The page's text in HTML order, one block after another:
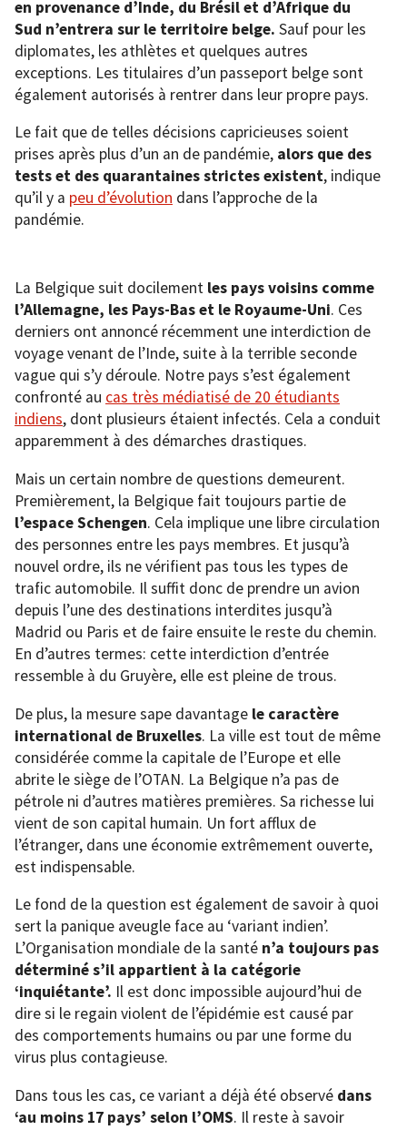
en provenance d’Inde, du Brésil et d’Afrique du
Sud n’entrera sur le territoire belge. Sauf pour les
diplomates, les athlètes et quelques autres
exceptions. Les titulaires d’un passeport belge sont
également autorisés à rentrer dans leur propre pays.
Le fait que de telles décisions capricieuses soient
prises après plus d’un an de pandémie, alors que des
tests et des quarantaines strictes existent, indique
qu’il y a peu d’évolution dans l’approche de la
pandémie.
La Belgique suit docilement les pays voisins comme
l’Allemagne, les Pays-Bas et le Royaume-Uni. Ces
derniers ont annoncé récemment une interdiction de
voyage venant de l’Inde, suite à la terrible seconde
vague qui s’y déroule. Notre pays s’est également
confronté au cas très médiatisé de 20 étudiants
indiens, dont plusieurs étaient infectés. Cela a conduit
apparemment à des démarches drastiques.
Mais un certain nombre de questions demeurent.
Premièrement, la Belgique fait toujours partie de
l’espace Schengen. Cela implique une libre circulation
des personnes entre les pays membres. Et jusqu’à
nouvel ordre, ils ne vérifient pas tous les types de
trafic automobile. Il suffit donc de prendre un avion
depuis l’une des destinations interdites jusqu’à
Madrid ou Paris et de faire ensuite le reste du chemin.
En d’autres termes: cette interdiction d’entrée
ressemble à du Gruyère, elle est pleine de trous.
De plus, la mesure sape davantage le caractère
international de Bruxelles. La ville est tout de même
considérée comme la capitale de l’Europe et elle
abrite le siège de l’OTAN. La Belgique n’a pas de
pétrole ni d’autres matières premières. Sa richesse lui
vient de son capital humain. Un fort afflux de
l’étranger, dans une économie extrêmement ouverte,
est indispensable.
Le fond de la question est également de savoir à quoi
sert la panique aveugle face au ‘variant indien’.
L’Organisation mondiale de la santé n’a toujours pas
déterminé s’il appartient à la catégorie
‘inquiétante’. Il est donc impossible aujourd’hui de
dire si le regain violent de l’épidémie est causé par
des comportements humains ou par une forme du
virus plus contagieuse.
Dans tous les cas, ce variant a déjà été observé dans
‘au moins 17 pays’ selon l’OMS. Il reste à savoir